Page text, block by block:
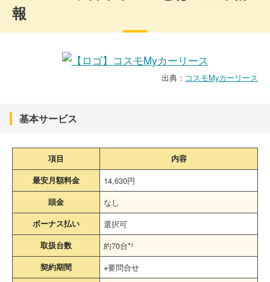
報
出典： コスモMyカーリース
基本サービス
項目
内容
最安月額料金
14,630円
頭金 なし
ボーナス払い 選択可
取扱台数 約70台*²
契約期間 ※要問合せ